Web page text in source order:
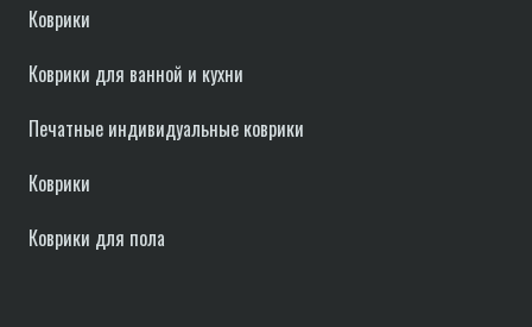
Коврики
Коврики для ванной и кухни
Печатные индивидуальные коврики
Коврики
Коврики для пола